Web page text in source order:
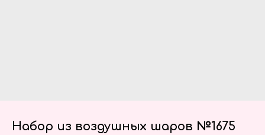
Набор из воздушных шаров №1675